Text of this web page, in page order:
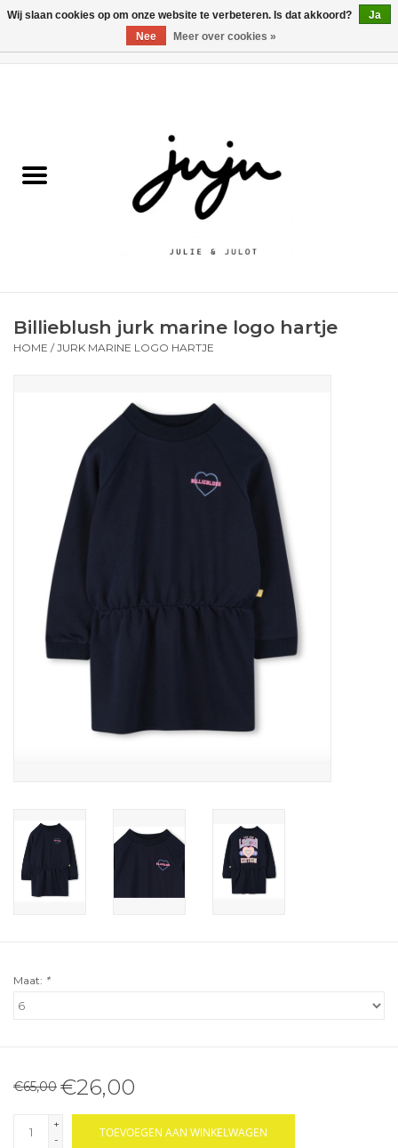
Kledij jongens
Schoenen
Cadeautips
Cadeaubonnen
Billieblush jurk marine logo hartje
HOME /JURK MARINE LOGO HARTJE
Maat: *
€65,00 €26,00
+
-
TOEVOEGEN AAN WINKELWAGEN
Wij slaan cookies op om onze website te verbeteren. Is dat akkoord?
Ja
Nee
Meer over cookies »